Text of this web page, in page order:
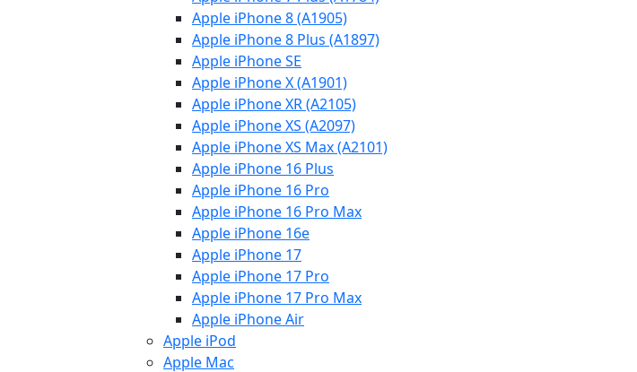
Apple iPhone 8 (A1905)
Apple iPhone 8 Plus (A1897)
Apple iPhone SE
Apple iPhone X (A1901)
Apple iPhone XR (A2105)
Apple iPhone XS (A2097)
Apple iPhone XS Max (A2101)
Apple iPhone 16 Plus
Apple iPhone 16 Pro
Apple iPhone 16 Pro Max
Apple iPhone 16e
Apple iPhone 17
Apple iPhone 17 Pro
Apple iPhone 17 Pro Max
Apple iPhone Air
Apple iPod
Apple Mac